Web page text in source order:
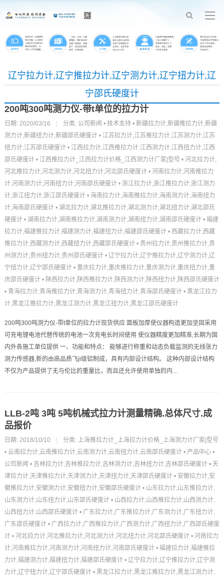
辽宁拉力计,辽宁推拉力计,辽宁测力计,辽宁扭力计,辽
宁邵氏硬度计
200吨300吨测力仪-带t单位的拉力计
日期: 2020/03/16 | 分类: 公司新闻 • 技术支持• 新疆拉力计,新疆推拉力计,新疆
测力计,新疆扭力计,新疆邵氏硬度计• 江苏拉力计,江苏推拉力计,江苏测力计,江苏
扭力计,江苏邵氏硬度计• 江西拉力计,江西推拉力计,江西测力计,江西扭力计,江西
邵氏硬度计• 江西推拉力计_江西拉力计价格_江西测力计厂家|型号 • 河北拉力计,
河北推拉力计,河北测力计,河北扭力计,河北邵氏硬度计• 河南拉力计,河南推拉力
计,河南测力计,河南扭力计,河南邵氏硬度计• 浙江拉力计,浙江推拉力计,浙江测力
计,浙江扭力计,浙江邵氏硬度计• 海南拉力计,海南推拉力计,海南测力计,海南扭力
计,海南邵氏硬度计• 湖北拉力计,湖北推拉力计,湖北测力计,湖北扭力计,湖北邵氏
硬度计• 湖南拉力计,湖南推拉力计,湖南测力计,湖南扭力计,湖南邵氏硬度计• 福建
拉力计,福建推拉力计,福建测力计,福建扭力计,福建邵氏硬度计• 西藏拉力计,西藏
推拉力计,西藏测力计,西藏扭力计,西藏邵氏硬度计• 贵州拉力计,贵州推拉力计,贵
州测力计,贵州扭力计,贵州邵氏硬度计• 辽宁拉力计,辽宁推拉力计,辽宁测力计,辽
宁扭力计,辽宁邵氏硬度计• 重庆拉力计,重庆推拉力计,重庆测力计,重庆扭力计,重
庆邵氏硬度计• 陕西拉力计,陕西推拉力计,陕西测力计,陕西扭力计,陕西邵氏硬度计
• 青海拉力计,青海推拉力计,青海测力计,青海扭力计,青海邵氏硬度计• 黑龙江拉力
计,黑龙江推拉力计,黑龙江测力计,黑龙江扭力计,黑龙江邵氏硬度计
200吨300吨测力仪-带t单位的拉力计现货供应 面板加厚使仪器构造更加坚固采用
可充电锂电池代替传统的电池一次充电长时间使用 使仪器精度更加精准,长期为国
内外各施工单位提供 一、功能和特点： 能够进行称重和动态负载监测的无线张力
测力传感器,新的由高品质飞ji级铝制成，具有内部设计结构。 这种内部设计结构
不仅为产品提供了无与伦比的重量比，而且还允许使用单独的内…
LLB-2吨 3吨 5吨机械式拉力计测量精确.总体尺寸.成
品报价
日期: 2018/10/10 | 分类:
上海推拉力计_上海拉力计价格_上海测力计厂家|型号
• 云南拉力计,云南推拉力计,云南测力计,云南扭力计,云南邵氏硬度计• 产品中心•
公司新闻 • 吉林拉力计,吉林推拉力计,吉林测力计,吉林扭力计,吉林邵氏硬度计• 天
津拉力计,天津推拉力计,天津测力计,天津扭力计,天津邵氏硬度计• 安徽拉力计,安
徽推拉力计,安徽测力计,安徽扭力计,安徽邵氏硬度计• 山东拉力计,山东推拉力计,
山东测力计,山东扭力计,山东邵氏硬度计• 山西拉力计,山西推拉力计,山西测力计,
山西扭力计,山西邵氏硬度计• 广东拉力计,广东推拉力计,广东测力计,广东扭力计,
广东邵氏硬度计• 广西拉力计,广西推拉力计,广西测力计,广西扭力计,广西邵氏硬度
计• 河北拉力计,河北推拉力计,河北测力计,河北扭力计,河北邵氏硬度计• 河南拉力
计,河南推拉力计,河南测力计,河南扭力计,河南邵氏硬度计• 福建拉力计,福建推拉
力计,福建测力计,福建扭力计,福建邵氏硬度计• 辽宁拉力计,辽宁推拉力计,辽宁测
力计,辽宁扭力计,辽宁邵氏硬度计• 黑龙江拉力计,黑龙江推拉力计,黑龙江测力计,